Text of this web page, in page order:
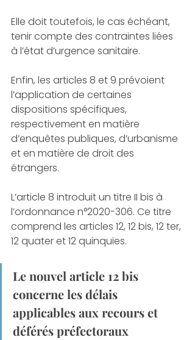
Elle doit toutefois, le cas échéant,
tenir compte des contraintes liées
à l’état d’urgence sanitaire.
Enfin, les articles 8 et 9 prévoient
l’application de certaines
dispositions spécifiques,
respectivement en matière
d’enquêtes publiques, d’urbanisme
et en matière de droit des
étrangers.
L’article 8 introduit un titre II bis à
l’ordonnance n°2020-306. Ce titre
comprend les articles 12, 12 bis, 12 ter,
12 quater et 12 quinquies.
Le nouvel article 12 bis
concerne les délais
applicables aux recours et
déférés préfectoraux